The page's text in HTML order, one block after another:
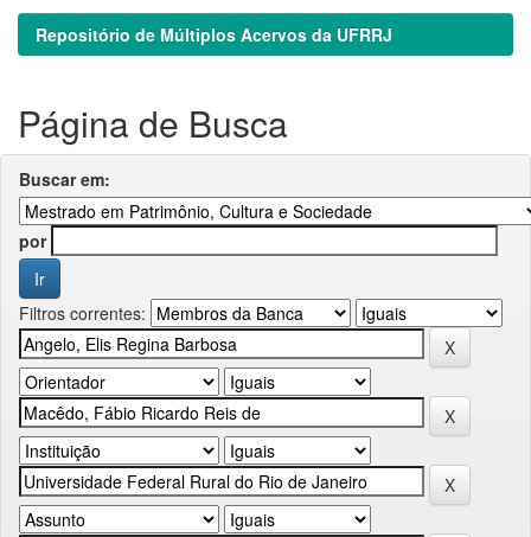
Repositório de Múltiplos Acervos da UFRRJ
Página de Busca
Buscar em:
por
Filtros correntes: